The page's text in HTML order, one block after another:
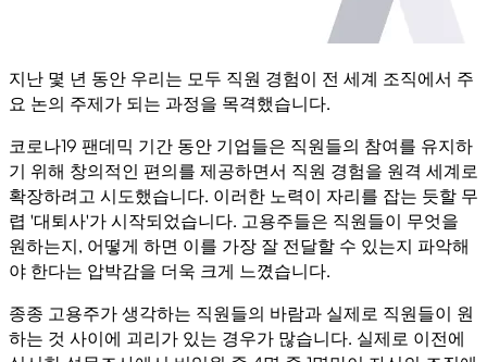
지난 몇 년 동안 우리는 모두 직원 경험이 전 세계 조직에서 주
요 논의 주제가 되는 과정을 목격했습니다.
코로나19 팬데믹 기간 동안 기업들은 직원들의 참여를 유지하
기 위해 창의적인 편의를 제공하면서 직원 경험을 원격 세계로
확장하려고 시도했습니다. 이러한 노력이 자리를 잡는 듯할 무
렵 '대퇴사'가 시작되었습니다. 고용주들은 직원들이 무엇을
원하는지, 어떻게 하면 이를 가장 잘 전달할 수 있는지 파악해
야 한다는 압박감을 더욱 크게 느꼈습니다.
종종 고용주가 생각하는 직원들의 바람과 실제로 직원들이 원
하는 것 사이에 괴리가 있는 경우가 많습니다. 실제로 이전에